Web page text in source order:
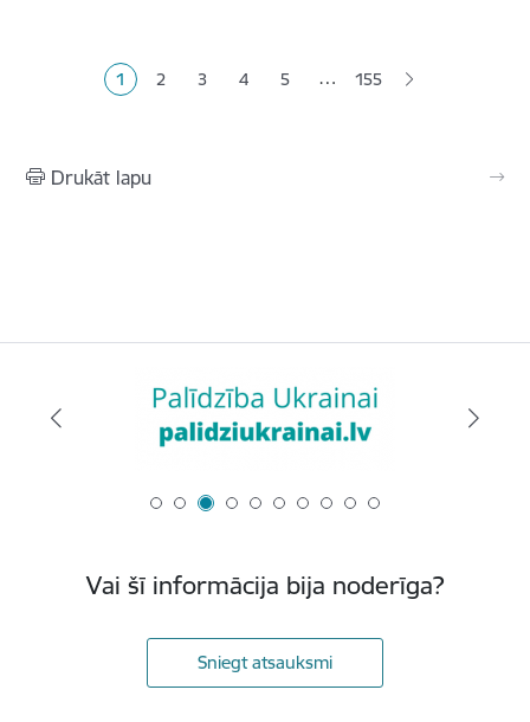
Pašreizējā lapa
1 Lapa
2 Lapa
3 Lapa
4 Lapa
5 … 155
Drukāt lapu
Vai šī informācija bija noderīga?
Sniegt atsauksmi